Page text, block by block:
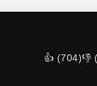
👍 (704)👎